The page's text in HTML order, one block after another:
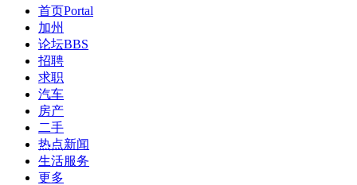
首页Portal
加州
论坛BBS
招聘
求职
汽车
房产
二手
热点新闻
生活服务
更多